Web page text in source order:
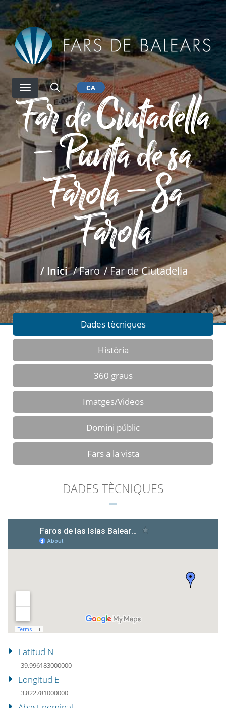
al
contingut
CA
Far de Ciutadella
– Punta de sa
Farola – Sa
Farola
/ Inici / Faro / Far de Ciutadella
Dades tècniques
Història
360 graus
Imatges/Videos
Domini públic
Fars a la vista
DADES TÈCNIQUES
Latitud N
39.996183000000
Longitud E
3.822781000000